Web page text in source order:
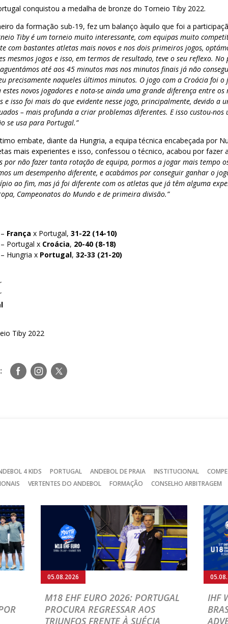
conquistou a medalha de bronze do Torneio Tiby 2022.
da formação sub-19, fez um balanço àquilo que foi a
Tiby é um torneio muito interessante, com equipas muito
com bastantes atletas mais novos e nos dois primeiros jogos,
mesmos jogos e isso, em termos de resultado, teve o seu reflexo.
até aos 45 minutos mas nos minutos finais já não
precisamente naqueles últimos minutos. O jogo com a Croácia foi o
novos jogadores e nota-se ainda uma grande diferença entre os
e isso foi mais do que evidente nesse jogo, principalmente, devido a
– mais profunda a criar problemas diferentes. E isso custou-nos
se usa para Portugal.”
embate, diante da Hungria, a equipa técnica encabeçada por
mais experientes e isso, confessou o técnico, acabou por fazer
por não fazer tanta rotação de equipa, pormos a jogar mais tempo
um desempenho diferente, e acabámos por conseguir ganhar o
ao fim, mas já foi diferente com os atletas que já têm alguma
Campeonatos do Mundo e de primeira divisão.”
Françax Portugal,31-22 (14-10)
Portugal x Croácia, 20-40 (8-18)
Hungria x Portugal,32-33 (21-20)
Tiby 2022
Siga-
nos
Siga-
nos
Siga-
nos
4 KIDS PORTUGAL ANDEBOL DE PRAIA INSTITUCIONAL
VERTENTES DO ANDEBOL FORMAÇÃO CONSELHO ARBITRAGEM
05.08.2026
M18 EHF EURO 2026: PORTUGAL
PROCURA REGRESSAR AOS
TRIUNFOS FRENTE À SUÉCIA
IHF